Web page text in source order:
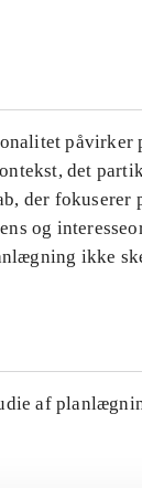
påvirker
det
der fokuserer
og
ikke
af